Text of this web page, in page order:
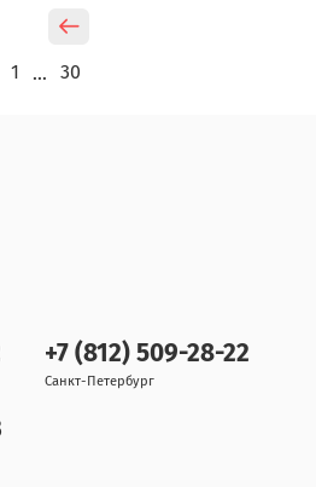
1 … 30
+7 (812) 509-28-22
Санкт-Петербург